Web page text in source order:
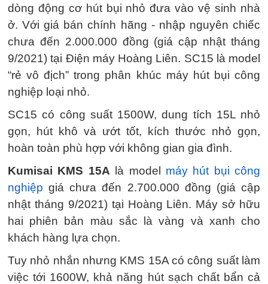
dòng động cơ hút bụi nhỏ đưa vào vệ sinh nhà
ở. Với giá bán chính hãng - nhập nguyên chiếc
chưa đến 2.000.000 đồng (giá cập nhật tháng
9/2021) tại Điện máy Hoàng Liên. SC15 là model
“rẻ vô địch” trong phân khúc máy hút bụi công
nghiệp loại nhỏ.
SC15 có công suất 1500W, dung tích 15L nhỏ
gọn, hút khô và ướt tốt, kích thước nhỏ gọn,
hoàn toàn phù hợp với không gian gia đình.
Kumisai KMS 15A là model máy hút bụi công
nghiệp giá chưa đến 2.700.000 đồng (giá cập
nhật tháng 9/2021) tại Hoàng Liên. Máy sở hữu
hai phiên bản màu sắc là vàng và xanh cho
khách hàng lựa chọn.
Tuy nhỏ nhắn nhưng KMS 15A có công suất làm
việc tới 1600W, khả năng hút sạch chất bẩn cả